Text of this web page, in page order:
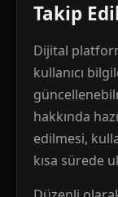
Takip
Dijital
kullanıcı
hakkında
edilmesi,
kısa sürede